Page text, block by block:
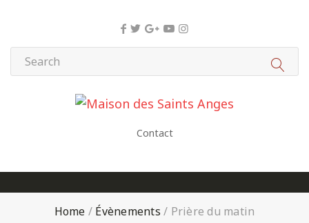
Contact
Home / Évènements / Prière du matin